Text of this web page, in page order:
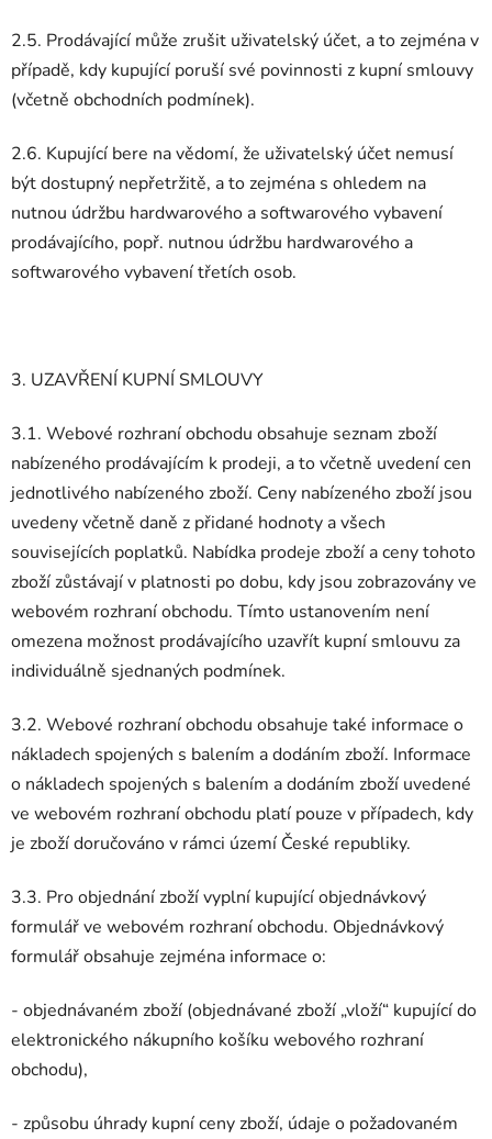
2.5. Prodávající může zrušit uživatelský účet, a to zejména v
případě, kdy kupující poruší své povinnosti z kupní smlouvy
(včetně obchodních podmínek).
2.6. Kupující bere na vědomí, že uživatelský účet nemusí
být dostupný nepřetržitě, a to zejména s ohledem na
nutnou údržbu hardwarového a softwarového vybavení
prodávajícího, popř. nutnou údržbu hardwarového a
softwarového vybavení třetích osob.
3. UZAVŘENÍ KUPNÍ SMLOUVY
3.1. Webové rozhraní obchodu obsahuje seznam zboží
nabízeného prodávajícím k prodeji, a to včetně uvedení cen
jednotlivého nabízeného zboží. Ceny nabízeného zboží jsou
uvedeny včetně daně z přidané hodnoty a všech
souvisejících poplatků. Nabídka prodeje zboží a ceny tohoto
zboží zůstávají v platnosti po dobu, kdy jsou zobrazovány ve
webovém rozhraní obchodu. Tímto ustanovením není
omezena možnost prodávajícího uzavřít kupní smlouvu za
individuálně sjednaných podmínek.
3.2. Webové rozhraní obchodu obsahuje také informace o
nákladech spojených s balením a dodáním zboží. Informace
o nákladech spojených s balením a dodáním zboží uvedené
ve webovém rozhraní obchodu platí pouze v případech, kdy
je zboží doručováno v rámci území České republiky.
3.3. Pro objednání zboží vyplní kupující objednávkový
formulář ve webovém rozhraní obchodu. Objednávkový
formulář obsahuje zejména informace o:
- objednávaném zboží (objednávané zboží „vloží“ kupující do
elektronického nákupního košíku webového rozhraní
obchodu),
- způsobu úhrady kupní ceny zboží, údaje o požadovaném